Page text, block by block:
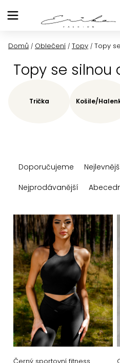
na
Domů / Oblečení / Topy / Topy
Topy se silnou
Trička Košile/
a
n
í
p
r
o
d
u
k
t
Doporučujeme
Nejprodávanější
V
ý
p
i
s
p
r
o
d